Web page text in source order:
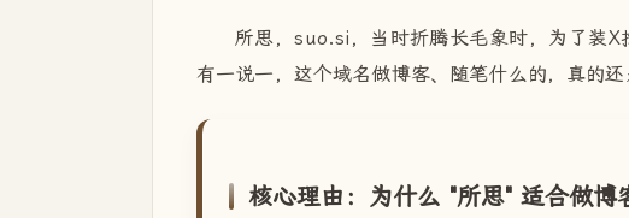
所思，suo.si，当时折腾长毛象时，为了装
有一说一，这个域名做博客、随笔什么的，真的还
核心理由：为什么 "所思" 适合做博